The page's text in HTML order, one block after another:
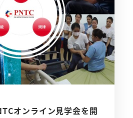
オンライン見学会を開